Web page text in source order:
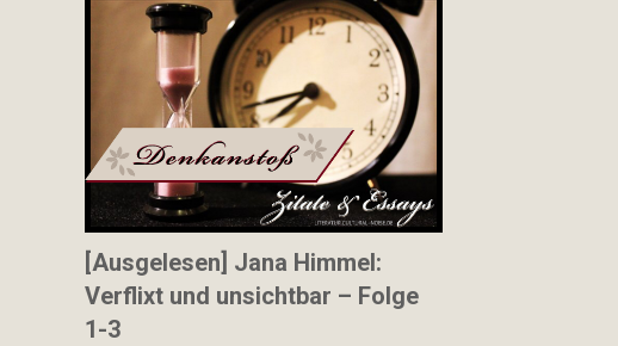
[Ausgelesen] Jana Himmel:
Verflixt und unsichtbar – Folge
1-3